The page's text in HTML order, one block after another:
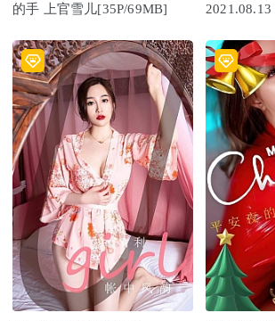
的手 上官雪儿[35P/69MB]